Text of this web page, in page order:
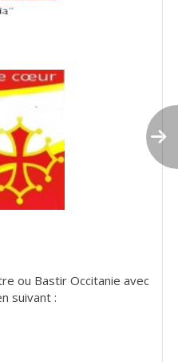
ou Bastir Occitanie avec
suivant :